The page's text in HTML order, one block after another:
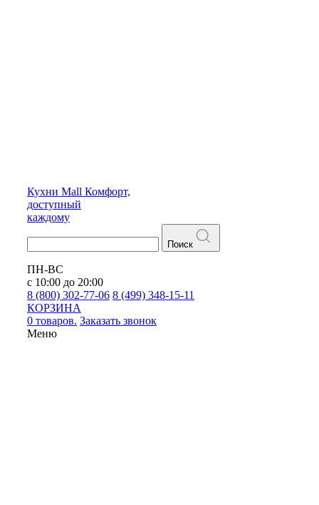
Кухни Mall Комфорт,
доступный
каждому
Поиск
ПН-ВС
с 10:00 до 20:00
8 (800) 302-77-06 8 (499) 348-15-11
КОРЗИНА
0 товаров. Заказать звонок
Меню